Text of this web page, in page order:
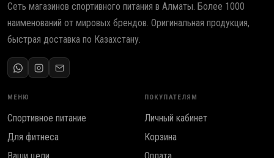
Сеть магазинов спортивного питания в Алматы. Более 1000
наименований от мировых брендов. Оригинальная продукция,
быстрая доставка по Казахстану.
МЕНЮ
Спортивное питание
Для фитнеса
ПОКУПАТЕЛЯМ
Личный кабинет
Корзина